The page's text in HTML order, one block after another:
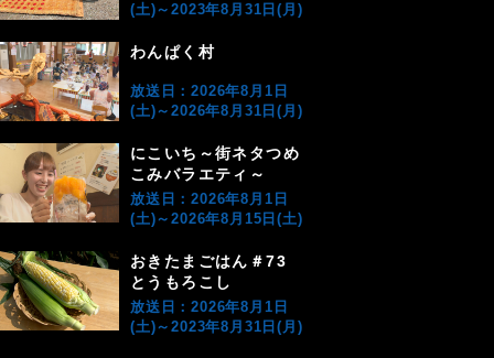
(土)～2023年8月31日(月)
わんぱく村
放送日：2026年8月1日
(土)～2026年8月31日(月)
にこいち～街ネタつめ
こみバラエティ～
放送日：2026年8月1日
(土)～2026年8月15日(土)
おきたまごはん＃73
とうもろこし
放送日：2026年8月1日
(土)～2023年8月31日(月)